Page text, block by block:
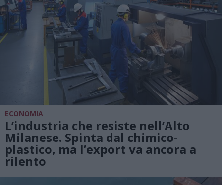
ECONOMIA
L’industria che resiste nell’Alto
Milanese. Spinta dal chimico-
plastico, ma l’export va ancora a
rilento